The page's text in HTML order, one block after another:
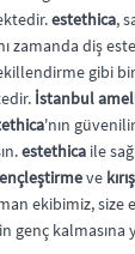
estethica,
zamanda diş
gibi
İstanbul
'nın
estethica ile
ve
ekibimiz, size
genç kalmasına